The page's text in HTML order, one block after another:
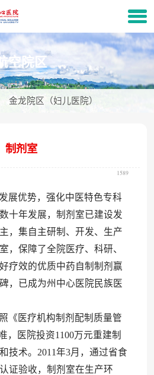
空院区
金龙院区（妇儿医院）
制剂室
1589
优势，强化中医特色专科
十年发展，制剂室已建设发
，集自主研制、开发、生产
，保障了全院医疗、科研、
疗效的优质中药自制制剂赢
，已成为州中心医院民族医
医疗机构制剂配制质量管
，医院投资1100万元重建制
技术。2011年3月，通过省食
证验收，制剂室在生产环